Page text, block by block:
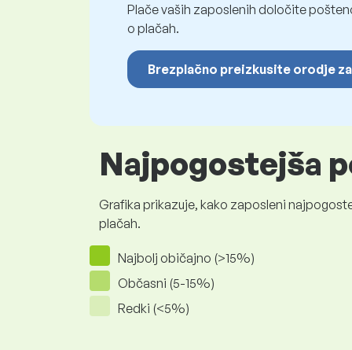
Plače vaših zaposlenih določite
o plačah.
Brezplačno preizkusite orodje
Najpogostejša
Grafika prikazuje, kako zaposleni
plačah.
Najbolj običajno (>15%)
Občasni (5-15%)
Redki (<5%)